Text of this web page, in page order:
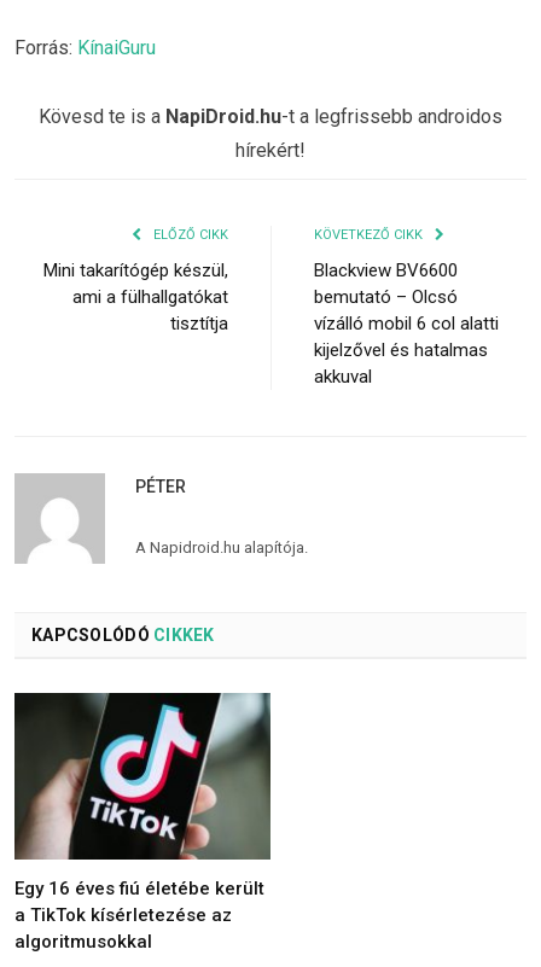
Forrás: KínaiGuru
Kövesd te is a NapiDroid.hu-t a legfrissebb androidos
hírekért!
ELŐZŐ CIKK
Mini takarítógép készül,
ami a fülhallgatókat
tisztítja
KÖVETKEZŐ CIKK
Blackview BV6600
bemutató – Olcsó
vízálló mobil 6 col alatti
kijelzővel és hatalmas
akkuval
PÉTER
A Napidroid.hu alapítója.
KAPCSOLÓDÓ CIKKEK
Egy 16 éves fiú életébe került
a TikTok kísérletezése az
algoritmusokkal